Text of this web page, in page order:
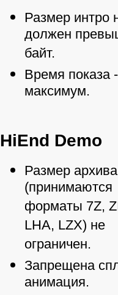
Размер интро
должен
байт.
Время показа
максимум.
HiEnd Demo
Размер архива
(принимаются
форматы 7Z,
LHA, LZX) не
ограничен.
Запрещена
анимация.